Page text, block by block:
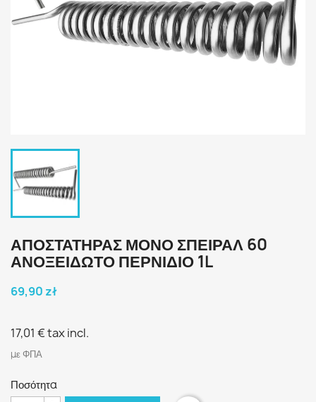
ΑΠΟΣΤΑΤΗΡΑΣ ΜΟΝΟ ΣΠΕΙΡΑΛ 60
ΑΝΟΞΕΙΔΩΤΟ ΠΕΡΝΙΔΙΟ 1L
69,90 zł
17,01 €tax incl.
με ΦΠΑ
Ποσότητα